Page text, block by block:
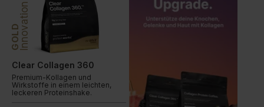
GOLDInnovation
Clear Collagen 360
Premium-Kollagen und
Wirkstoffe in einem leichten,
leckeren Proteinshake.